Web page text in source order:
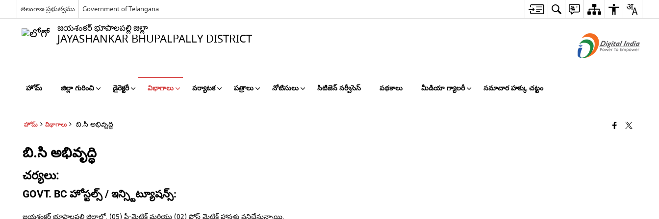
తెలంగాణ ప్రభుత్వము Government of Telangana
జయశంకర్ భూపాలపల్లి జిల్లా
JAYASHANKAR BHUPALPALLY DISTRICT
హోమ్ జిల్లా గురించి డైరెక్టరీ విభాగాలు పర్యాటక పత్రాలు నోటిసులు సిటిజెన్ సర్వీసెస్ పథకాలు మీడియా గ్యాలరీ సమాచార హక్కు చట్టం
హోమ్ విభాగాలు బి.సి అభివృద్ధి
బి.సి అభివృద్ధి
చర్యలు:
GOVT. BCహోస్టల్స్ / ఇన్స్టిట్యూషన్స్:
జయశంకర్ భూపాలపల్లి జిల్లాలో, (05) ప్రీ-మెట్రిక్ మరియు (02) పోస్ట్ మెట్రిక్ హాస్టళ్లు పనిచేస్తున్నాయి.